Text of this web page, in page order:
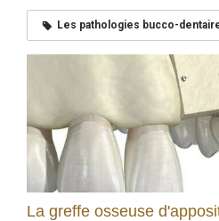
Les pathologies bucco-
La greffe osseuse